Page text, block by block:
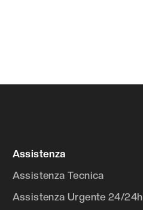
Assistenza
Assistenza Tecnica
Assistenza Urgente 24/24h